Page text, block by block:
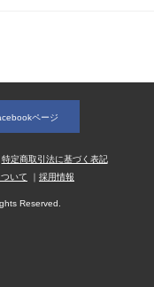
ページ
特定商取引法に基づく表記
いて 採用情報
Reserved.